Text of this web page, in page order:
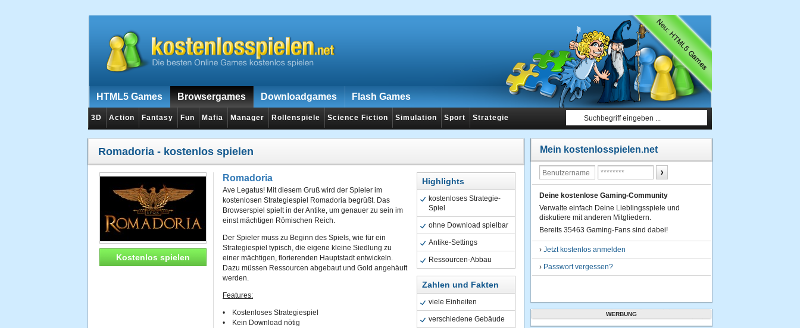
HTML5 Games Browsergames Downloadgames Flash Games
3D Action Fantasy Fun Mafia Manager Rollenspiele Science Fiction Simulation Sport Strategie
Romadoria- kostenlos spielen
Kostenlos spielen
Romadoria
Ave Legatus! Mit diesem Gruß wird der Spieler im
kostenlosen Strategiespiel Romadoria begrüßt. Das
Browserspiel spielt in der Antike, um genauer zu sein im
einst mächtigen Römischen Reich.
Der Spieler muss zu Beginn des Spiels, wie für ein
Strategiespiel typisch, die eigene kleine Siedlung zu
einer mächtigen, florierenden Hauptstadt entwickeln.
Dazu müssen Ressourcen abgebaut und Gold angehäuft
werden.
Features:
• Kostenloses Strategiespiel
• Kein Download nötig
Highlights
kostenloses Strategie-
Spiel
ohne Download spielbar
Antike-Settings
Ressourcen-Abbau
Zahlen und Fakten
viele Einheiten
verschiedene Gebäude
Mein kostenlosspielen.net
Deine kostenlose Gaming-Community
Verwalte einfach Deine Lieblingsspiele und
diskutiere mit anderen Mitgliedern.
Bereits 35463 Gaming-Fans sind dabei!
› Jetzt kostenlos anmelden
› Passwort vergessen?
WERBUNG